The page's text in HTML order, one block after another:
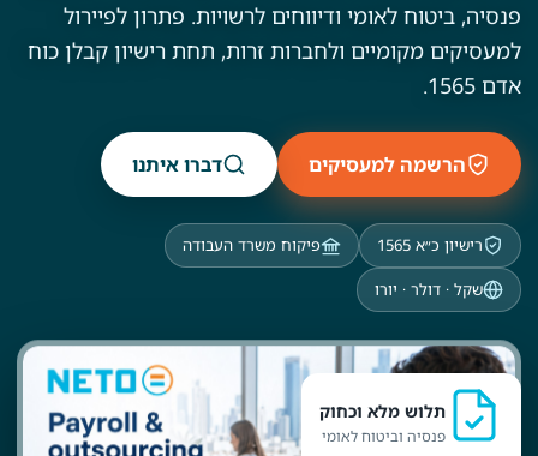
פנסיה, ביטוח לאומי ודיווחים לרשויות. פתרון לפיירול
למעסיקים מקומיים ולחברות זרות, תחת רישיון קבלן כוח
אדם 1565.
הרשמה למעסיקים דברו איתנו
רישיון כ״א 1565 פיקוח משרד העבודה
שקל · דולר · יורו
תלוש מלא וכחוק
פנסיה וביטוח לאומי